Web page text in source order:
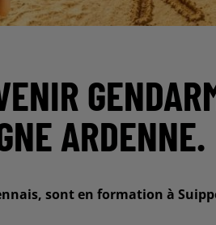
ARDENNE.
sont en formation à